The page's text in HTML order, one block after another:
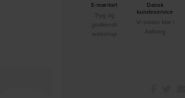
E-mærket
Tryg og
godkendt
webshop
Dansk
kundeservice
Vi sidder klar i
Aalborg